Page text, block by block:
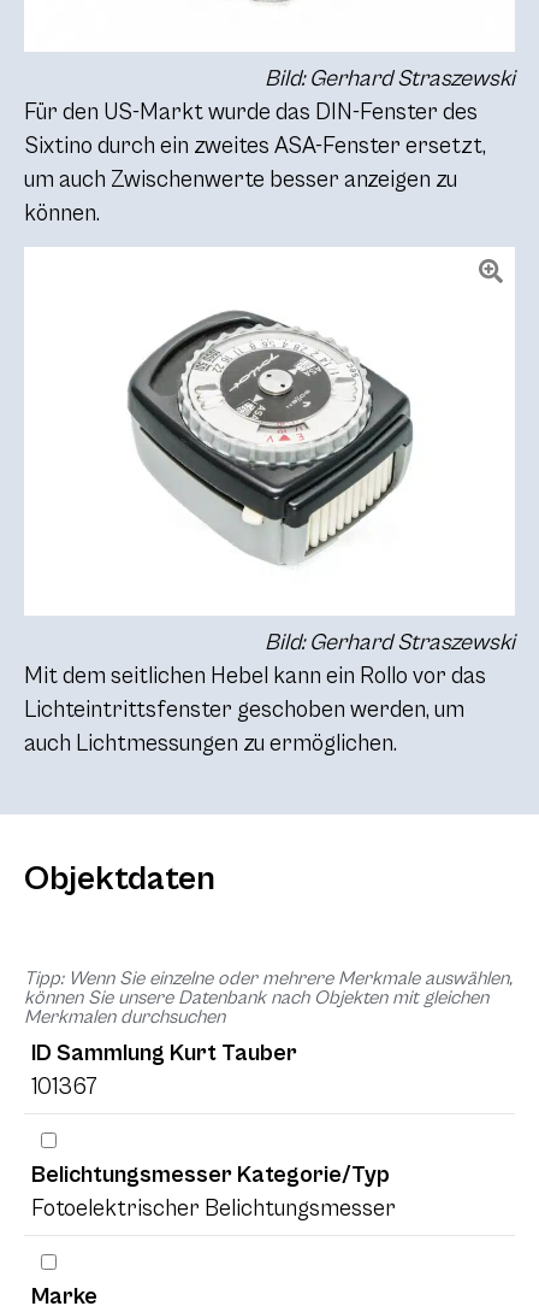
Bild: Gerhard Straszewski
Für den US-Markt wurde das DIN-Fenster des
Sixtino durch ein zweites ASA-Fenster ersetzt,
um auch Zwischenwerte besser anzeigen zu
können.
Bild: Gerhard Straszewski
Mit dem seitlichen Hebel kann ein Rollo vor das
Lichteintrittsfenster geschoben werden, um
auch Lichtmessungen zu ermöglichen.
Objektdaten
Tipp: Wenn Sie einzelne oder mehrere Merkmale auswählen,
können Sie unsere Datenbank nach Objekten mit gleichen
Merkmalen durchsuchen
ID Sammlung Kurt Tauber
101367
Belichtungsmesser Kategorie/Typ
Fotoelektrischer Belichtungsmesser
Marke